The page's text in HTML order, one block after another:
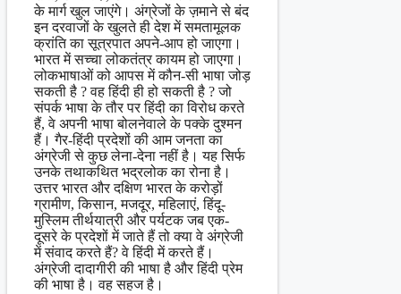
के मार्ग खुल जाएंगे। अंग्रेजों के ज़माने से बंद
इन दरवाजों के खुलते ही देश में समतामूलक
क्रांति का सूत्रपात अपने-आप हो जाएगा।
भारत में सच्चा लोकतंत्र कायम हो जाएगा।
लोकभाषाओं को आपस में कौन-सी भाषा जोड़
सकती है ? वह हिंदी ही हो सकती है ? जो
संपर्क भाषा के तौर पर हिंदी का विरोध करते
हैं, वे अपनी भाषा बोलनेवाले के पक्के दुश्मन
हैं। गैर-हिंदी प्रदेशों की आम जनता का
अंग्रेजी से कुछ लेना-देना नहीं है। यह सिर्फ
उनके तथाकथित भद्रलोक का रोना है।
उत्तर भारत और दक्षिण भारत के करोड़ों
ग्रामीण, किसान, मजदूर, महिलाएं, हिंदू-
मुस्लिम तीर्थयात्री और पर्यटक जब एक-
दूसरे के प्रदेशों में जाते हैं तो क्या वे अंग्रेजी
में संवाद करते हैं? वे हिंदी में करते हैं।
अंग्रेजी दादागीरी की भाषा है और हिंदी प्रेम
की भाषा है। वह सहज है।